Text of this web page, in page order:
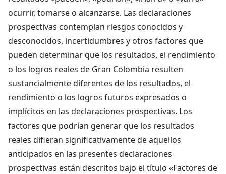
ocurrir, tomarse o alcanzarse. Las declaraciones
prospectivas contemplan riesgos conocidos y
desconocidos, incertidumbres y otros factores que
pueden determinar que los resultados, el rendimiento
o los logros reales de Gran Colombia resulten
sustancialmente diferentes de los resultados, el
rendimiento o los logros futuros expresados o
implícitos en las declaraciones prospectivas. Los
factores que podrían generar que los resultados
reales difieran significativamente de aquellos
anticipados en las presentes declaraciones
prospectivas están descritos bajo el título «Factores de